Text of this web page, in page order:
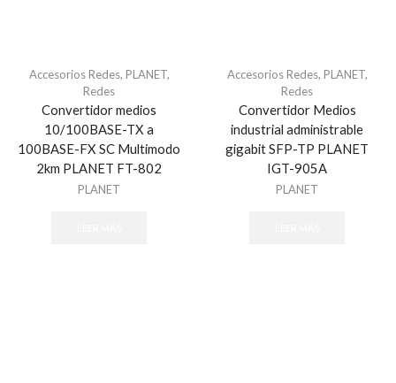
Accesorios Redes, PLANET,
Redes
Convertidor medios
10/100BASE-TX a
100BASE-FX SC Multimodo
2km PLANET FT-802
PLANET
Accesorios Redes, PLANET,
Redes
Convertidor Medios
industrial administrable
gigabit SFP-TP PLANET
IGT-905A
PLANET